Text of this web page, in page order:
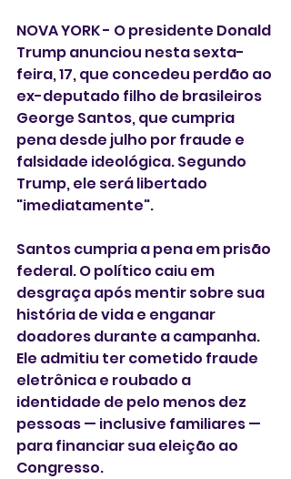
NOVA YORK - O presidente Donald
Trump anunciou nesta sexta-
feira, 17, que concedeu perdão ao
ex-deputado filho de brasileiros
George Santos, que cumpria
pena desde julho por fraude e
falsidade ideológica. Segundo
Trump, ele será libertado
"imediatamente".
Santos cumpria a pena em prisão
federal. O político caiu em
desgraça após mentir sobre sua
história de vida e enganar
doadores durante a campanha.
Ele admitiu ter cometido fraude
eletrônica e roubado a
identidade de pelo menos dez
pessoas — inclusive familiares —
para financiar sua eleição ao
Congresso.